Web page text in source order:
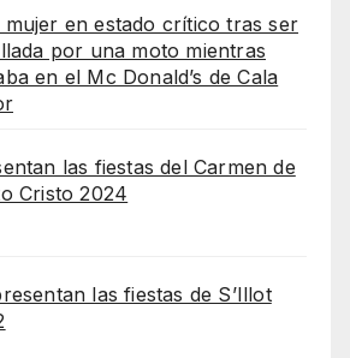
mujer en estado crítico tras ser
por una moto mientras
en el Mc Donald’s de Cala
las fiestas del Carmen de
Cristo 2024
las fiestas de S’Illot